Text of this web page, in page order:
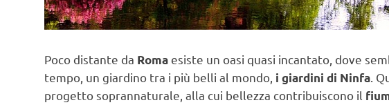
Poco distante da Roma esiste un oasi quasi incantato, dove
tempo, un giardino tra i più belli al mondo, i giardini di Ninfa.
progetto soprannaturale, alla cui bellezza contribuiscono il